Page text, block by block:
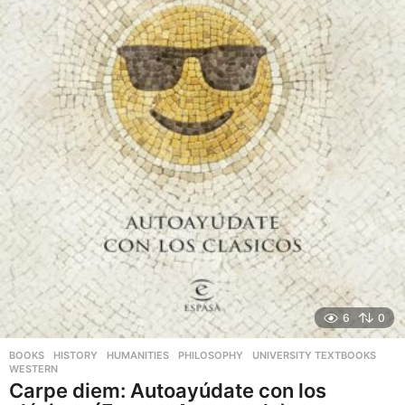
6 0
BOOKS ,HISTORY ,HUMANITIES ,PHILOSOPHY ,UNIVERSITY TEXTBOOKS
WESTERN
Carpe diem: Autoayúdate con los